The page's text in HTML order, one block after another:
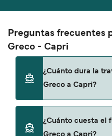
Preguntas frecuentes
Greco - Capri
¿Cuánto dura la
Greco a Capri?
Greco a Capri es de
¿Cuánto cuesta el
Greco a Capri?